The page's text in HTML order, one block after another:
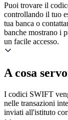
Puoi trovare il
controllando il tuo
tua banca o
banche mostrano i
un facile accesso.
A cosa
I codici SWIFT
nelle transazioni
inviati all'istituto